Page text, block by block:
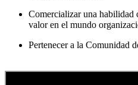
Comercializar una habilidad
valor en el mundo
Pertenecer a la Comunidad